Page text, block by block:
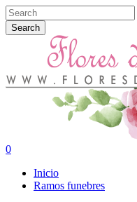
Skip
to
main
Search
0
Inicio
Ramos funebres